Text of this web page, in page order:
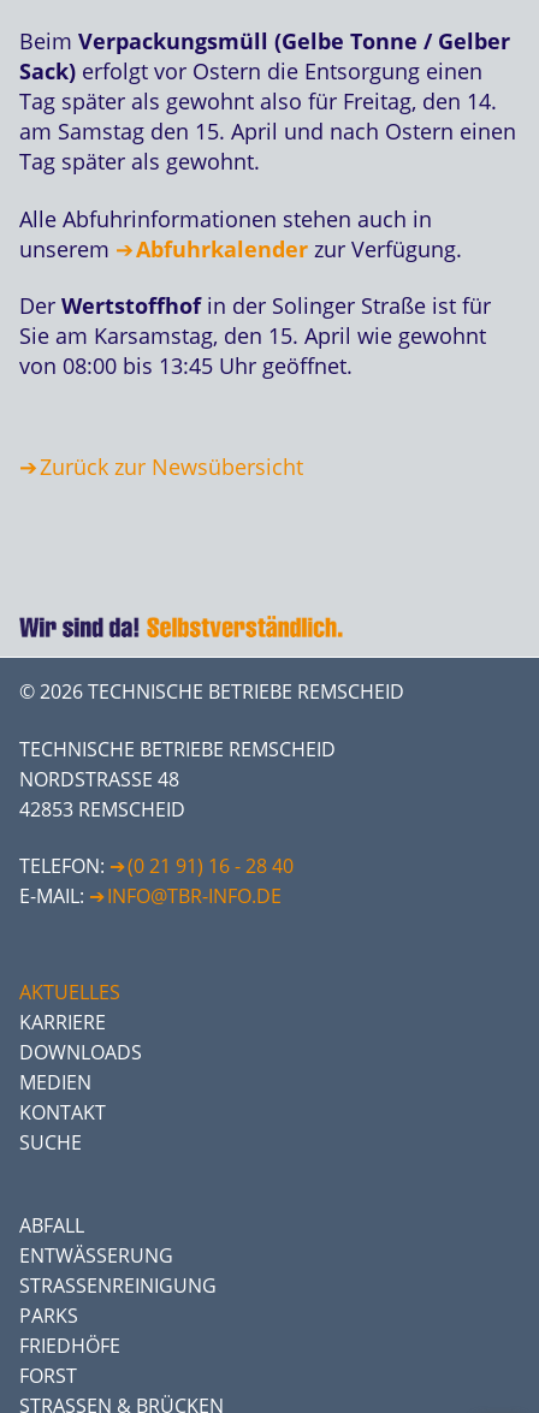
Beim Verpackungsmüll (Gelbe Tonne / Gelber
Sack) erfolgt vor Ostern die Entsorgung einen
Tag später als gewohnt also für Freitag, den 14.
am Samstag den 15. April und nach Ostern einen
Tag später als gewohnt.
Alle Abfuhrinformationen stehen auch in
unserem
Abfuhrkalender zur Verfügung.
Der Wertstoffhofin der Solinger Straße ist für
Sie am Karsamstag, den 15. April wie gewohnt
von 08:00 bis 13:45 Uhr geöffnet.
Zurück zur Newsübersicht
© 2026 TECHNISCHE BETRIEBE REMSCHEID
TECHNISCHE BETRIEBE REMSCHEID
NORDSTRASSE 48
42853 REMSCHEID
TELEFON:
(0 21 91) 16 - 28 40
E-MAIL:
INFO@TBR-INFO.DE
AKTUELLES
KARRIERE
DOWNLOADS
MEDIEN
KONTAKT
SUCHE
ABFALL
ENTWÄSSERUNG
STRASSENREINIGUNG
PARKS
FRIEDHÖFE
FORST
STRASSEN & BRÜCKEN